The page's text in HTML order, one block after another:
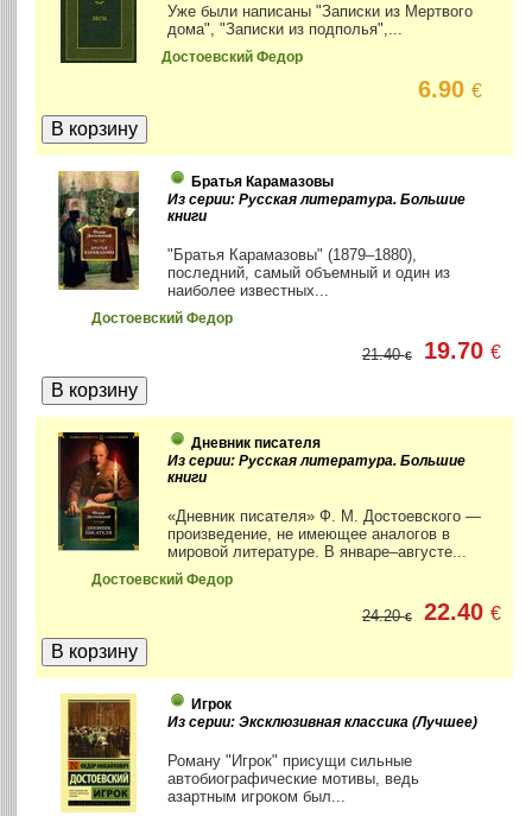
Уже были написаны "Записки из Мертвого
дома", "Записки из подполья",...
Достоевский Федор
6.90€
Братья Карамазовы
Из серии: Русская литература. Большие
книги
"Братья Карамазовы" (1879–1880),
последний, самый объемный и один из
наиболее известных...
Достоевский Федор
21.40€ 19.70€
Дневник писателя
Из серии: Русская литература. Большие
книги
«Дневник писателя» Ф. М. Достоевского —
произведение, не имеющее аналогов в
мировой литературе. В январе–августе...
Достоевский Федор
24.20€ 22.40€
Игрок
Из серии: Эксклюзивная классика (Лучшее)
Роману "Игрок" присущи сильные
автобиографические мотивы, ведь
азартным игроком был...